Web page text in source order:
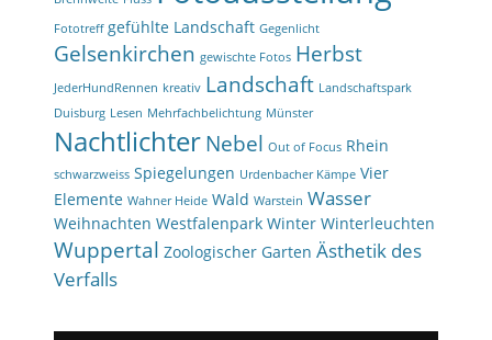
Fototreff gefühlte Landschaft Gegenlicht
Gelsenkirchen gewischte Fotos Herbst
JederHundRennen kreativ Landschaft Landschaftspark
Duisburg Lesen Mehrfachbelichtung Münster
NachtlichterNebel Out of Focus Rhein
schwarzweiss Spiegelungen Urdenbacher Kämpe Vier
Elemente Wahner Heide Wald Warstein Wasser
Weihnachten Westfalenpark Winter Winterleuchten
Wuppertal Zoologischer Garten Ästhetik des
Verfalls